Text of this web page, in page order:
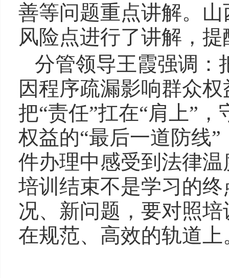
善等问题重点讲解。
风险点进行了讲解，
分管领导王霞强调：
因程序疏漏影响群众
把“责任”扛在“肩上”
权益的“最后一道防线
件办理中感受到法律温
培训结束不是学习的
况、新问题，要对照
在规范、高效的轨道上